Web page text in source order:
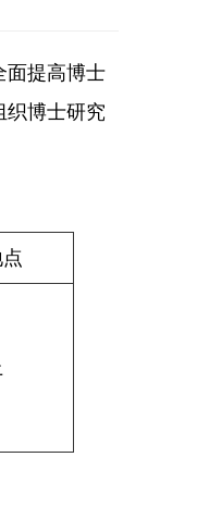
面提高博士
织博士研究